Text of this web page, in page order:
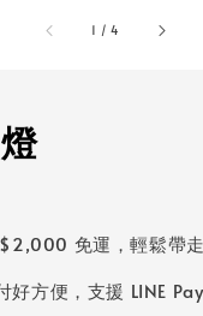
1 /4
免運，輕鬆帶
好方便，支援 LINE